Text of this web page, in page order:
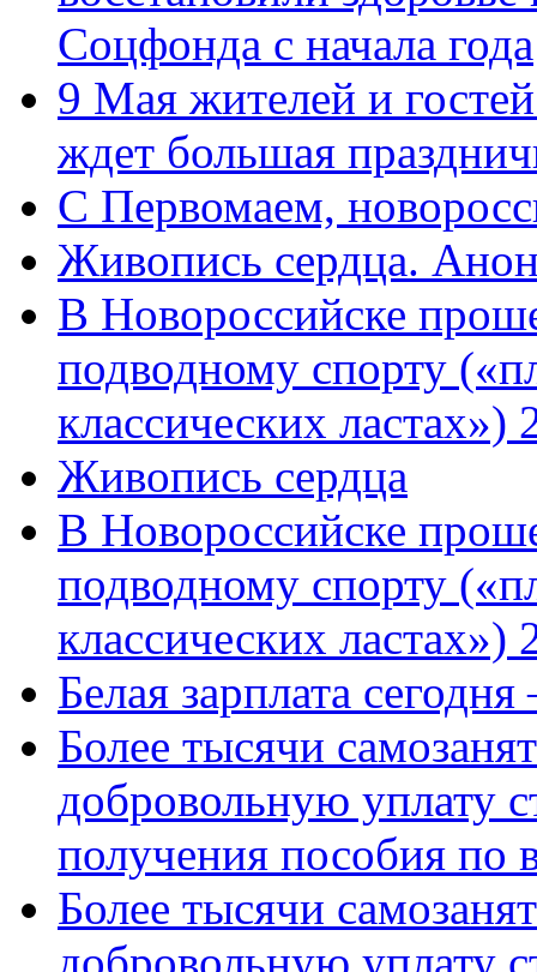
Соцфонда с начала года
9 Мая жителей и
ждет большая
C Первомаем,
Живопись сердца.
В Новороссийске
подводному спорту
классических
Живопись сердца
В Новороссийске
подводному спорту
классических ластах»)
Белая зарплата
Более тысячи
добровольную уплату
получения пособия по
Более тысячи
добровольную уплату